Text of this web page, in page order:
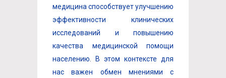
медицина способствует улучшению
эффективности клинических
исследований и повышению
качества медицинской помощи
населению. В этом контексте для
нас важен обмен мнениями с